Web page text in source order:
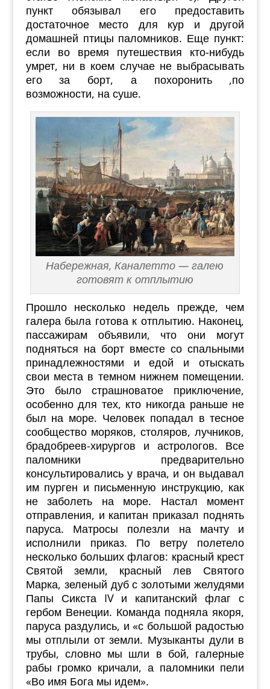
пункт обязывал его предоставить
достаточное место для кур и другой
домашней птицы паломников. Еще пункт:
если во время путешествия кто-нибудь
умрет, ни в коем случае не выбрасывать
его за борт, а похоронить ,по
возможности, на суше.
Набережная, Каналетто — галею
готовят к отплытию
Прошло несколько недель прежде, чем
галера была готова к отплытию. Наконец,
пассажирам объявили, что они могут
подняться на борт вместе со спальными
принадлежностями и едой и отыскать
свои места в темном нижнем помещении.
Это было страшноватое приключение,
особенно для тех, кто никогда раньше не
был на море. Человек попадал в тесное
сообщество моряков, столяров, лучников,
брадобреев-хирургов и астрологов. Все
паломники предварительно
консультировались у врача, и он выдавал
им пурген и письменную инструкцию, как
не заболеть на море. Настал момент
отправления, и капитан приказал поднять
паруса. Матросы полезли на мачту и
исполнили приказ. По ветру полетело
несколько больших флагов: красный крест
Святой земли, красный лев Святого
Марка, зеленый дуб с золотыми желудями
Папы Сикста IV и капитанский флаг с
гербом Венеции. Команда подняла якоря,
паруса раздулись, и «с большой радостью
мы отплыли от земли. Музыканты дули в
трубы, словно мы шли в бой, галерные
рабы громко кричали, а паломники пели
«Во имя Бога мы идем».